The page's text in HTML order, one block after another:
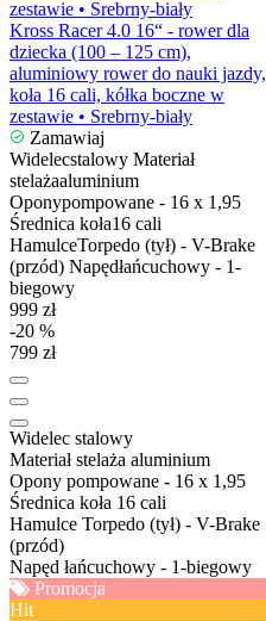
Kross Racer 4.0 16“ - rower dla
dziecka (100 – 125 cm),
aluminiowy rower do nauki jazdy,
koła 16 cali, kółka boczne w
zestawie • Srebrny-biały
Zamawiaj
Widelecstalowy Materiał
stelażaaluminium
Oponypompowane - 16 x 1,95
Średnica koła16 cali
HamulceTorpedo (tył) - V-Brake
(przód) Napędłańcuchowy - 1-
biegowy
999 zł
-20 %
799 zł
Widelec stalowy
Materiał stelaża aluminium
Opony pompowane - 16 x 1,95
Średnica koła 16 cali
Hamulce Torpedo (tył) - V-Brake
(przód)
Napęd łańcuchowy - 1-biegowy
Promocja
Hit